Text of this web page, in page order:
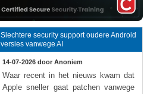
Slechtere security support oudere Android
versies vanwege AI
14-07-2026 door Anoniem
Waar recent in het nieuws kwam dat
Apple sneller gaat patchen vanwege